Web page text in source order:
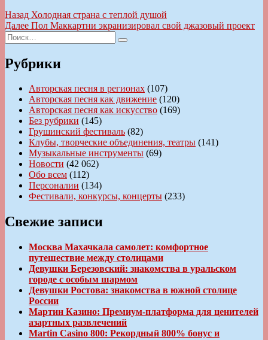
Навигация
по
записям
Назад Предыдущая
запись:
Холодная страна с теплой душой
Далее Следующая
Пол Маккартни экранизировал свой джазовый проект
Искать:
Поиск
Рубрики
Авторская песня в регионах (107)
Авторская песня как движение (120)
Авторская песня как искусство (169)
Без рубрики (145)
Грушинский фестиваль (82)
Клубы, творческие объединения, театры (141)
Музыкальные инструменты (69)
Новости (42 062)
Обо всем (112)
Персоналии (134)
Фестивали, конкурсы, концерты (233)
Свежие записи
Москва Махачкала самолет: комфортное
путешествие между столицами
Девушки Березовский: знакомства в уральском
городе с особым шармом
Девушки Ростова: знакомства в южной столице
России
Мартин Казино: Премиум-платформа для ценителей
азартных развлечений
Martin Casino 800: Рекордный 800% бонус и